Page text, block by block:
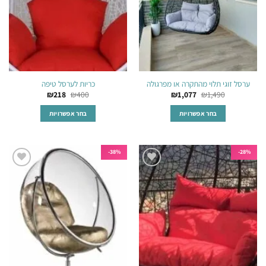
האפשרויות
בעמוד
המוצר
ערסל זוגי תלוי מהתקרה או מפרגולה
₪1,490
₪1,077
בחר אפשרויות
יש
מספר
סוגים.
ניתן
לבחור
את
האפשרויות
בעמוד
המוצר
כריות לערסל טיפה
₪400
₪218
בחר אפשרויות
יש
ניתן
לבחור
את
האפשרויות
בעמוד
המוצר
28%-
הוסף
לרשימת
המשאלות
38%-
הוסף
לרשימת
המשאלות